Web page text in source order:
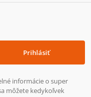
Prihlásiť
informácie o super
môžete kedykoľvek